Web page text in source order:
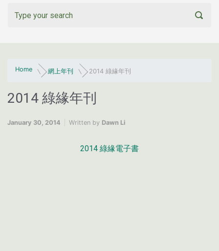
Home 網上年刊 2014 綠緣年刊
2014 綠緣年刊
January 30, 2014 Written by Dawn Li
2014 綠緣電子書